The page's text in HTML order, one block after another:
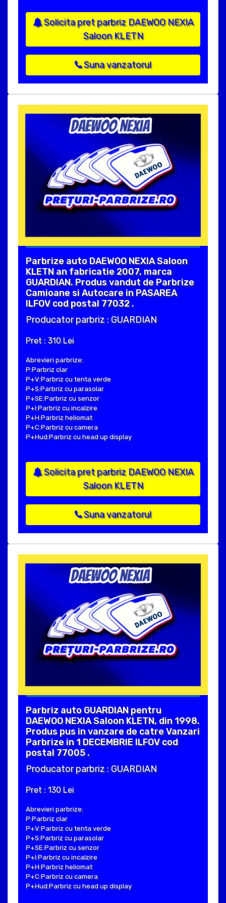
Solicita pret parbriz DAEWOO NEXIA
Saloon KLETN
Suna vanzatorul
Parbrize auto DAEWOO NEXIA Saloon
KLETN an fabricatie 2007, marca
GUARDIAN. Produs vandut de Parbrize
Camioane si Autocare in PASAREA
ILFOV cod postal 77032 .
Producator parbriz : GUARDIAN
Pret : 310 Lei
Abrevieri parbrize:
P:Parbriz clar
P+V:Parbriz cu tenta verde
P+S:Parbriz cu parasolar
P+SE:Parbriz cu senzor
P+I:Parbriz cu incalzire
P+H:Parbriz heliomat
P+C:Parbriz cu camera
P+Hud:Parbriz cu head up display
Solicita pret parbriz DAEWOO NEXIA
Saloon KLETN
Suna vanzatorul
Parbriz auto GUARDIAN pentru
DAEWOO NEXIA Saloon KLETN, din 1998.
Produs pus in vanzare de catre Vanzari
Parbrize in 1 DECEMBRIE ILFOV cod
postal 77005 .
Producator parbriz : GUARDIAN
Pret : 130 Lei
Abrevieri parbrize:
P:Parbriz clar
P+V:Parbriz cu tenta verde
P+S:Parbriz cu parasolar
P+SE:Parbriz cu senzor
P+I:Parbriz cu incalzire
P+H:Parbriz heliomat
P+C:Parbriz cu camera
P+Hud:Parbriz cu head up display